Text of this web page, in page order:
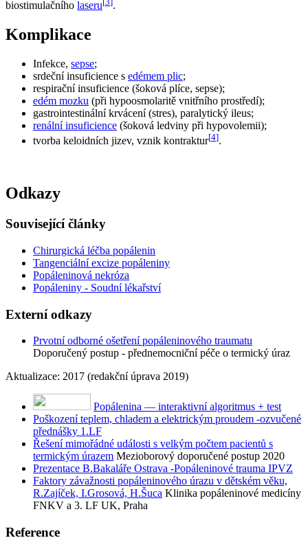
biostimulačního laseru .
Komplikace
Infekce, sepse;
srdeční insuficience s edémem plic;
respirační insuficience (šoková plíce, sepse);
edém mozku (při hypoosmolaritě vnitřního prostředí);
gastrointestinální krvácení (stres), paralytický ileus;
renální insuficience (šoková ledviny při hypovolemii);
tvorba keloidních jizev, vznik kontraktur[4].
Odkazy
Související články
Chirurgická léčba popálenin
Tangenciální excize popáleniny
Popáleninová nekróza
Popáleniny - Soudní lékařství
Externí odkazy
Prvotní odborné ošetření popáleninového traumatu
Doporučený postup - přednemocniční péče o termický úraz
Aktualizace: 2017 (redakční úprava 2019)
Popálenina — interaktivní algoritmus + test
Poškození teplem, chladem a elektrickým proudem -ozvučené
přednášky 1.LF
Řešení mimořádné události s velkým počtem pacientů s
termickým úrazem Mezioborový doporučené postup 2020
Prezentace B.Bakaláře Ostrava -Popáleninové trauma IPVZ
Faktory závažnosti popáleninového úrazu v dětském věku,
R.Zajíček, I.Grosová, H.Šuca Klinika popáleninové medicíny
FNKV a 3. LF UK, Praha
Reference